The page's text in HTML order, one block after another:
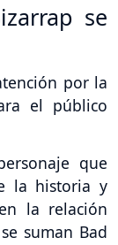
se
por la
el público
que
la historia y
la relación
suman Bad